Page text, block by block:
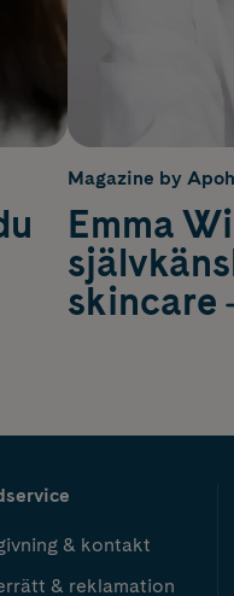
Magazine by
Emma
skincare
& kontakt
& reklamation